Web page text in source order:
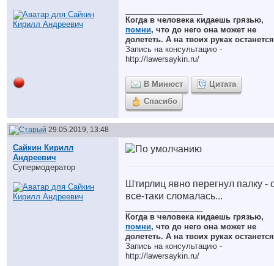
Когда в человека кидаешь грязью,
помни, что до него она может не
долететь. А на твоих руках
Запись на консультацию -
http://lawersaykin.ru/
В Минюст
Цитата
Спасибо
29.05.2019, 13:48
Сайкин Кирилл
Андреевич
Супермодератор
Штирлиц явно перегнул палку -
все-таки сломалась...
Когда в человека кидаешь грязью,
помни, что до него она может не
долететь. А на твоих руках
Запись на консультацию -
http://lawersaykin.ru/